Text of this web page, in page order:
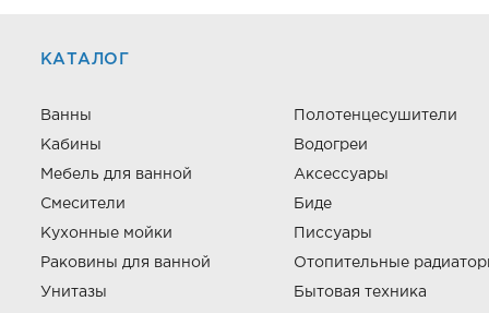
КАТАЛОГ
Ванны
Кабины
Мебель для ванной
Смесители
Кухонные мойки
Раковины для ванной
Унитазы
Полотенцесушители
Водогреи
Аксессуары
Биде
Писсуары
Отопительные
Бытовая техника